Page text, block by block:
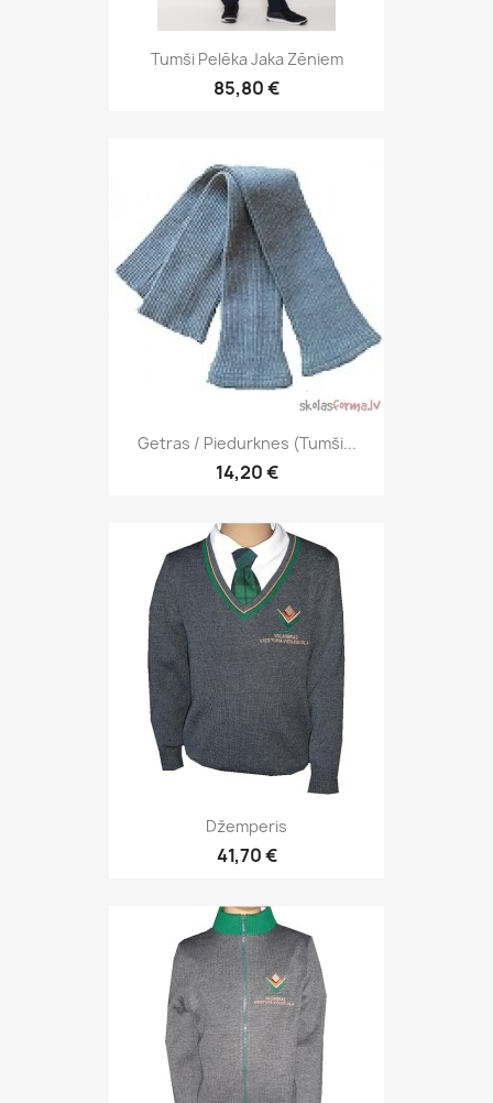
Tumši Pelēka Jaka Zēniem
85,80 €
Getras / Piedurknes (tumši...
14,20 €
Džemperis
41,70 €